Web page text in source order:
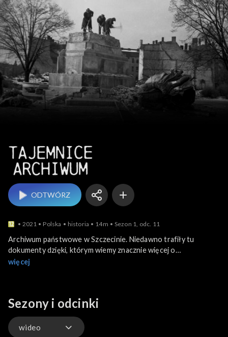
Tajemnice Archiwum
ODTWÓRZ
2021 Polska historia 14m Sezon 1, odc. 11
Archiwum państwowe w Szczecinie. Niedawno trafiły tu
dokumenty dzięki, którym wiemy znacznie więcej o
przejmowaniu miasta z rąk Niemców w 1945 roku. Jak wyglądały
więcej
Sezony i odcinki
wideo